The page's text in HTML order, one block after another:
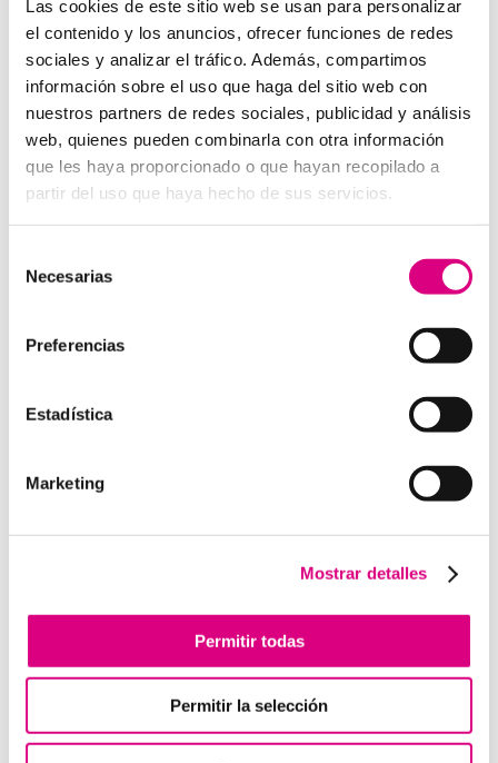
Las cookies de este sitio web se usan para personalizar
el contenido y los anuncios, ofrecer funciones de redes
sociales y analizar el tráfico. Además, compartimos
información sobre el uso que haga del sitio web con
nuestros partners de redes sociales, publicidad y análisis
web, quienes pueden combinarla con otra información
que les haya proporcionado o que hayan recopilado a
partir del uso que haya hecho de sus servicios.
Necesarias
Preferencias
Estadística
Marketing
Mostrar detalles
Permitir todas
Permitir la selección
factores (2FA): una capa
adicional de seguridad en
la protección antivirus
No se trata de elegir entre antivirus o autenticación: la
combinación es lo que marca la diferencia. Con un
software como
, que ofrece rapidez,
detección avanzada y facilidad de uso, y la activación
de la 2FA en tus principales servicios, estarás cubierto
frente a las amenazas más comunes en la actualidad.
Recuerda que los ciberdelincuentes no descansan y
cualquier momento. Añadir la autenticación de dos
seguridad.
implementar la 2FA en tu
empresa
Actívala en tus cuentas de correo electrónico
, ya que suelen ser la puerta de entrada
Combínala con un antivirus actualizado, para
que el malware no comprometa el segundo factor.
Educa a tu equiposobre la importancia de usar la